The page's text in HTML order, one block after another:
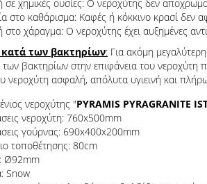
σε χημικές ουσίες: Ο νεροχύτης δεν
στο καθάρισμα: Καφές ή κόκκινο κρασί δεν
στο χάραγμα: Ο νεροχύτης έχει αυξημένες
των βακτηρίων: Για ακόμη
βακτηρίων στην επιφάνεια του νεροχύτη
νεροχύτη ασφαλή, απόλυτα υγιεινή και
νεροχύτης "PYRAMIS PYRAGRANITE
νεροχύτη: 760x500mm
γούρνας: 690x400x200mm
τοποθέτησης: 80cm
Ø92mm
Snow